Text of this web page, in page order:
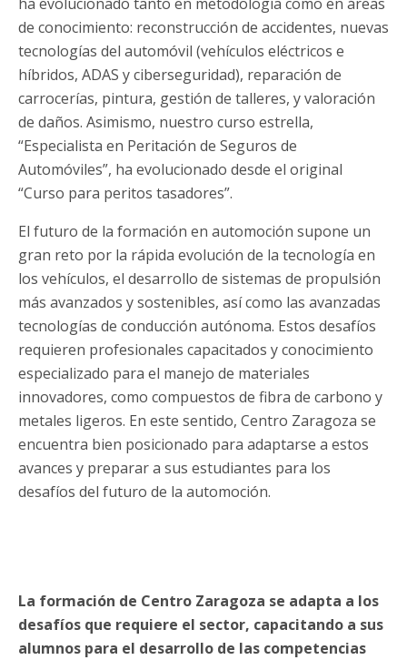
de conocimiento: reconstrucción de accidentes, nuevas
tecnologías del automóvil (vehículos eléctricos e
híbridos, ADAS y ciberseguridad), reparación de
carrocerías, pintura, gestión de talleres, y valoración
de daños. Asimismo, nuestro curso estrella,
“Especialista en Peritación de Seguros de
Automóviles”, ha evolucionado desde el original
“Curso para peritos tasadores”.
El futuro de la formación en automoción supone un
gran reto por la rápida evolución de la tecnología en
los vehículos, el desarrollo de sistemas de propulsión
más avanzados y sostenibles, así como las avanzadas
tecnologías de conducción autónoma. Estos desafíos
requieren profesionales capacitados y conocimiento
especializado para el manejo de materiales
innovadores, como compuestos de fibra de carbono y
metales ligeros. En este sentido, Centro Zaragoza se
encuentra bien posicionado para adaptarse a estos
avances y preparar a sus estudiantes para los
desafíos del futuro de la automoción.
La formación de Centro Zaragoza se adapta a los
desafíos que requiere el sector, capacitando a sus
alumnos para el desarrollo de las competencias